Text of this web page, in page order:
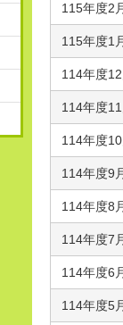
115年度2
115年度1
114年度
114年度
114年度
114年度9
114年度8
114年度7
114年度6
114年度5